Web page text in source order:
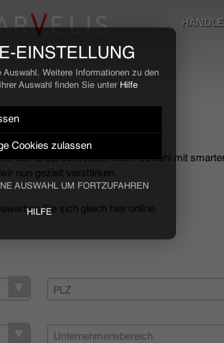
EINSTELLUNG
Auswahl. Weitere Informationen zu den
Auswahl finden Sie unter Hilfe
Cookies zulassen
AUSWAHL UM FORTZUFAHREN
HILFE
den anspruchsvollen Mann sowohl mit
nun gezielt verstärken.
Sie sich gleich hier online.
Unternehmensbereich